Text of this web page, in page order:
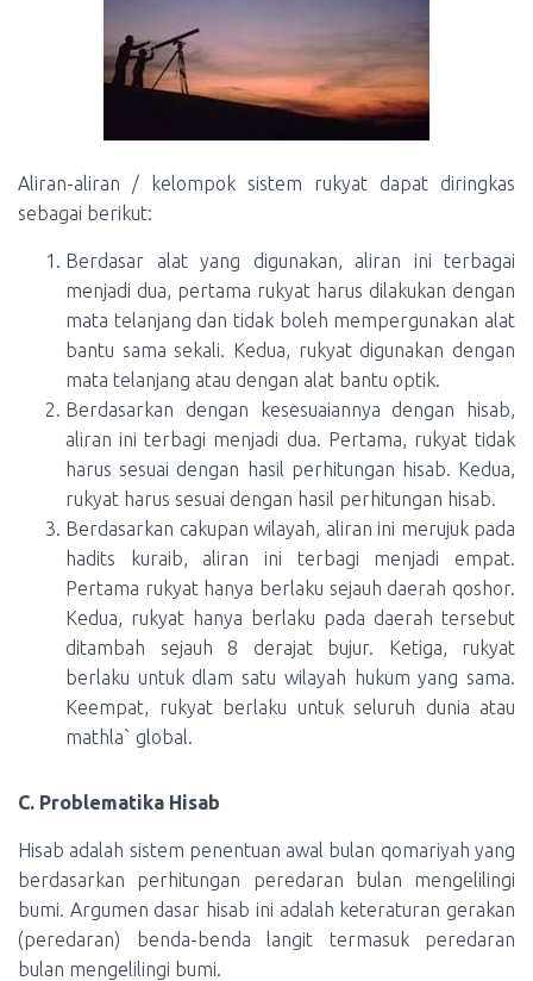
Aliran-aliran / kelompok sistem rukyat dapat diringkas
sebagai berikut:
Berdasar alat yang digunakan, aliran ini terbagai
menjadi dua, pertama rukyat harus dilakukan dengan
mata telanjang dan tidak boleh mempergunakan alat
bantu sama sekali. Kedua, rukyat digunakan dengan
mata telanjang atau dengan alat bantu optik.
Berdasarkan dengan kesesuaiannya dengan hisab,
aliran ini terbagi menjadi dua. Pertama, rukyat tidak
harus sesuai dengan hasil perhitungan hisab. Kedua,
rukyat harus sesuai dengan hasil perhitungan hisab.
Berdasarkan cakupan wilayah, aliran ini merujuk pada
hadits kuraib, aliran ini terbagi menjadi empat.
Pertama rukyat hanya berlaku sejauh daerah qoshor.
Kedua, rukyat hanya berlaku pada daerah tersebut
ditambah sejauh 8 derajat bujur. Ketiga, rukyat
berlaku untuk dlam satu wilayah hukum yang sama.
Keempat, rukyat berlaku untuk seluruh dunia atau
mathla` global.
C. Problematika Hisab
Hisab adalah sistem penentuan awal bulan qomariyah yang
berdasarkan perhitungan peredaran bulan mengelilingi
bumi. Argumen dasar hisab ini adalah keteraturan gerakan
(peredaran) benda-benda langit termasuk peredaran
bulan mengelilingi bumi.